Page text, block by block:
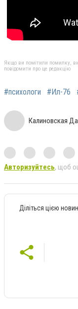
Якщо ви помітили помилку,
повідомити про це редакцію
#психологи #Ил-76
Калиновская
Авторизуйтесь, щоб
Діліться цією